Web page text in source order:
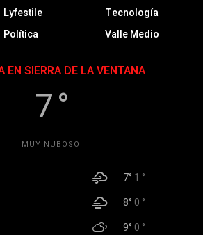
Lyfestile
Política
Tecnología
Valle Medio
EN SIERRA DE LA VENTANA
7 °
MUY NUBOSO
7° 1 °
8°0 °
9°0 °